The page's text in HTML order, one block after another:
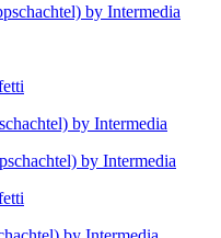
by Intermedia
by Intermedia